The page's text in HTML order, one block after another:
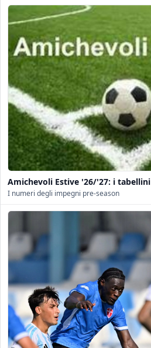
Amichevoli Estive '26/'27: i tabellini
I numeri degli impegni pre-season